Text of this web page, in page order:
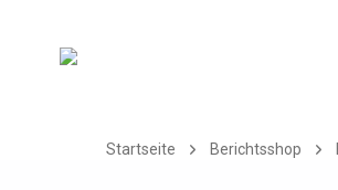
Startseite Berichtsshop